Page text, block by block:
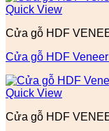
Quick View
Cửa gỗ HDF
Cửa gỗ HDF
Quick View
Cửa gỗ HDF